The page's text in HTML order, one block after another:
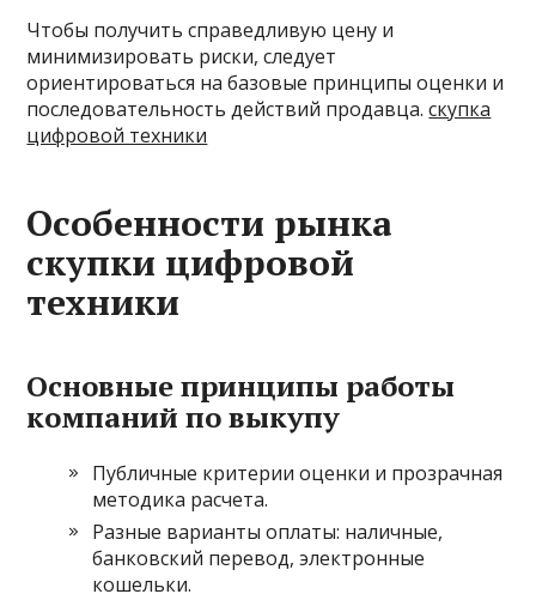
Чтобы получить справедливую цену и
минимизировать риски, следует
ориентироваться на базовые принципы оценки и
последовательность действий продавца.скупка
цифровой техники
Особенности рынка
скупки цифровой
техники
Основные принципы работы
компаний по выкупу
Публичные критерии оценки и прозрачная
методика расчета.
Разные варианты оплаты: наличные,
банковский перевод, электронные
кошельки.